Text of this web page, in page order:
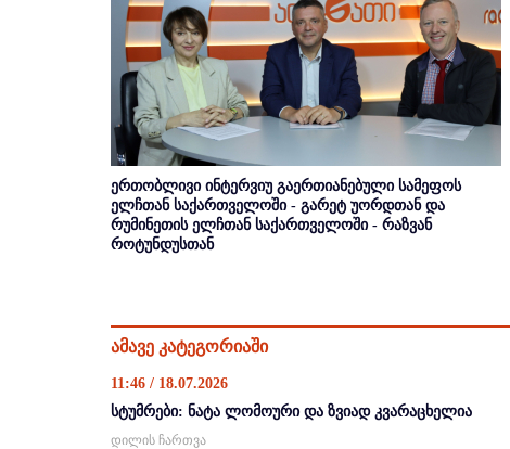
ერთობლივი ინტერვიუ გაერთიანებული სამეფოს
ელჩთან საქართველოში - გარეტ უორდთან და
რუმინეთის ელჩთან საქართველოში - რაზვან
როტუნდუსთან
ამავე კატეგორიაში
11:46 / 18.07.2026
სტუმრები: ნატა ლომოური და ზვიად კვარაცხელია
დილის ჩართვა